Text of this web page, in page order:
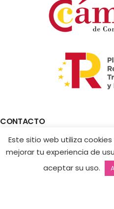
CONTACTO
Tienda Online: +34 605 224
tienda@jimenanails.com
Academia:+34 610 228 320
academia@jimenanails.com
Toalla
Jimena
9,90€
Este sitio web utiliza
mejorar tu experiencia de
aceptar su uso.